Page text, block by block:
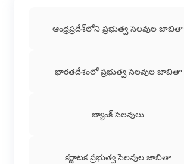
ఆంధ్రప్రదేశ్‌లోని ప్రభుత్వ సెలవుల జాబితా
భారతదేశంలో ప్రభుత్వ సెలవుల జాబితా
బ్యాంక్ సెలవులు
కర్ణాటక ప్రభుత్వ సెలవుల జాబితా